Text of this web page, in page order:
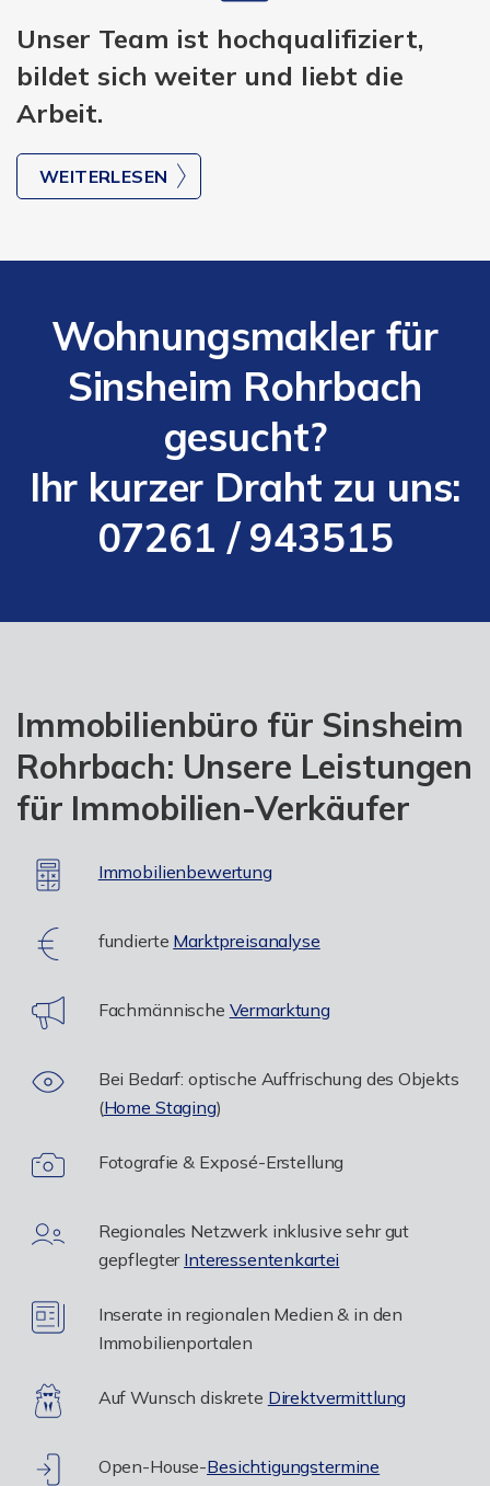
Unser Team ist hochqualifiziert,
bildet sich weiter und liebt die
Arbeit.
WEITERLESEN
Wohnungsmakler für
Sinsheim Rohrbach
gesucht?
Ihr kurzer Draht zu uns:
07261 / 943515
Immobilienbüro für Sinsheim
Rohrbach: Unsere Leistungen
für Immobilien-Verkäufer
Immobilienbewertung
fundierte Marktpreisanalyse
Fachmännische Vermarktung
Bei Bedarf: optische Auffrischung des Objekts
(Home Staging)
Fotografie & Exposé-Erstellung
Regionales Netzwerk inklusive sehr gut
gepflegter Interessentenkartei
Inserate in regionalen Medien & in den
Immobilienportalen
Auf Wunsch diskrete Direktvermittlung
Open-House-Besichtigungstermine